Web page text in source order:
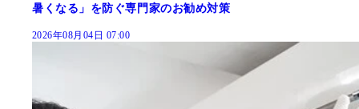
暑くなる」を防ぐ専門家のお勧め対策
2026年08月04日 07:00